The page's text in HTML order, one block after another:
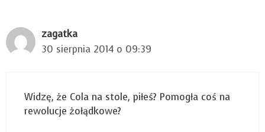
zagatka
30 sierpnia 2014 o 09:39
Widzę, że Cola na stole, piłeś? Pomogła coś na
rewolucje żołądkowe?